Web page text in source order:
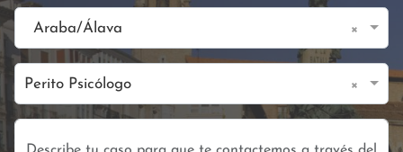
Araba/Álava ×
Perito Psicólogo ×